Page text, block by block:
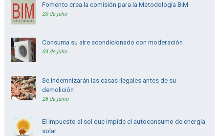
Fomento crea la comisión para la Metodología BIM
20 de julio
Consuma su aire acondicionado con moderación
04 de julio
Se indemnizarán las casas ilegales antes de su
demolición
26 de junio
El impuesto al sol que impide el autoconsumo de energía
solar